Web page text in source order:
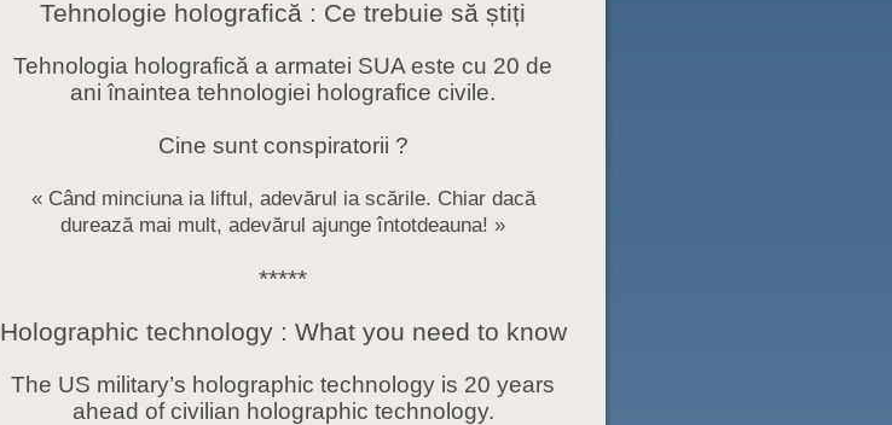
Tehnologie holografică : Ce trebuie să știți
Tehnologia holografică a armatei SUA este cu 20 de
ani înaintea tehnologiei holografice civile.
Cine sunt conspiratorii ?
« Când minciuna ia liftul, adevărul ia scările. Chiar dacă
durează mai mult, adevărul ajunge întotdeauna! »
*****
Holographic technology : What you need to know
The US military’s holographic technology is 20 years
ahead of civilian holographic technology.